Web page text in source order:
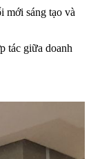
mới sáng tạo và
tác giữa doanh